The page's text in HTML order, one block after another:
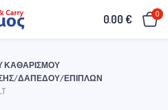
0.00€ 0
ΚΑΘΑΡΙΣΜΟΎ
ΔΑΠΈΔΟΥ/ΕΠΊΠΛΩΝ